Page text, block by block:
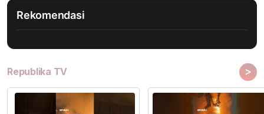
Rekomendasi
Republika TV >